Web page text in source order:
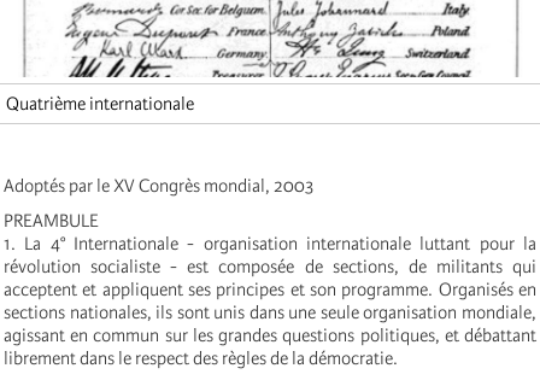
Quatrième internationale
Adoptés par le XV Congrès mondial, 2003
PREAMBULE
1. La 4° Internationale - organisation internationale luttant pour la
révolution socialiste - est composée de sections, de militants qui
acceptent et appliquent ses principes et son programme. Organisés en
sections nationales, ils sont unis dans une seule organisation mondiale,
agissant en commun sur les grandes questions politiques, et débattant
librement dans le respect des règles de la démocratie.